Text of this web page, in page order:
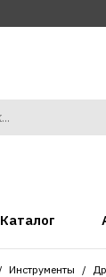
Каталог
Инструменты